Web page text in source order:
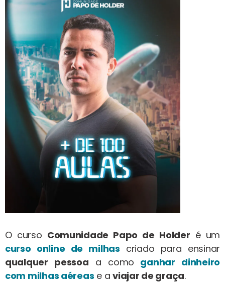
O curso Comunidade Papo de Holder é um
curso online de milhas criado para ensinar
qualquer pessoa a como ganhar dinheiro
com milhas aéreas e aviajar de graça.